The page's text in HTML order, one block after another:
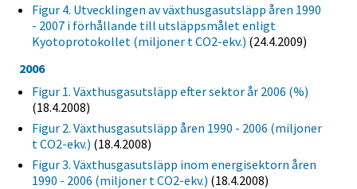
Figur 4. Utvecklingen av växthusgasutsläpp åren 1990
- 2007 i förhållande till utsläppsmålet enligt
Kyotoprotokollet (miljoner t CO2-ekv.) (24.4.2009)
2006
Figur 1. Växthusgasutsläpp efter sektor år 2006 (%)
(18.4.2008)
Figur 2. Växthusgasutsläpp åren 1990 - 2006 (miljoner
t CO2-ekv.) (18.4.2008)
Figur 3. Växthusgasutsläpp inom energisektorn åren
1990 - 2006 (miljoner t CO2-ekv.) (18.4.2008)